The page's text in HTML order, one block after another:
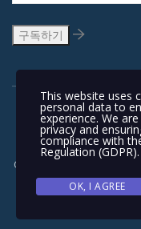
Copyright © 1991-2018 |
벤처다임) 우: 14059 |
NEOKOREA TRADING
This website uses
personal data to
experience. We
privacy and
compliance with
Regulation (GDPR).
OK, I AGREE